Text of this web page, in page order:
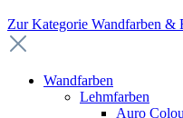
Zur Kategorie Wandfarben &
Wandfarben
Lehmfarben
Auro